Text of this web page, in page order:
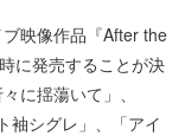
映像作品『After the
に発売することが決
に揺蕩いて」、
袖シグレ」、「アイ